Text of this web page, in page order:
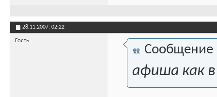
28.11.2007, 02:22
Гость
Сообщение
афиша как